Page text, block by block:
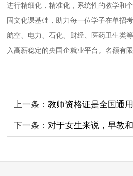
进行精细化，精准化，系统性的教学和
固文化课基础，助力每一位学子在单招
航空、电力、石化、财经、医药卫生类
入高薪稳定的央国企就业平台。名额有
上一条：教师资格证是全国通
下一条： 对于女生来说，早教